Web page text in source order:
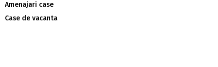
Amenajari case
Case de vacanta